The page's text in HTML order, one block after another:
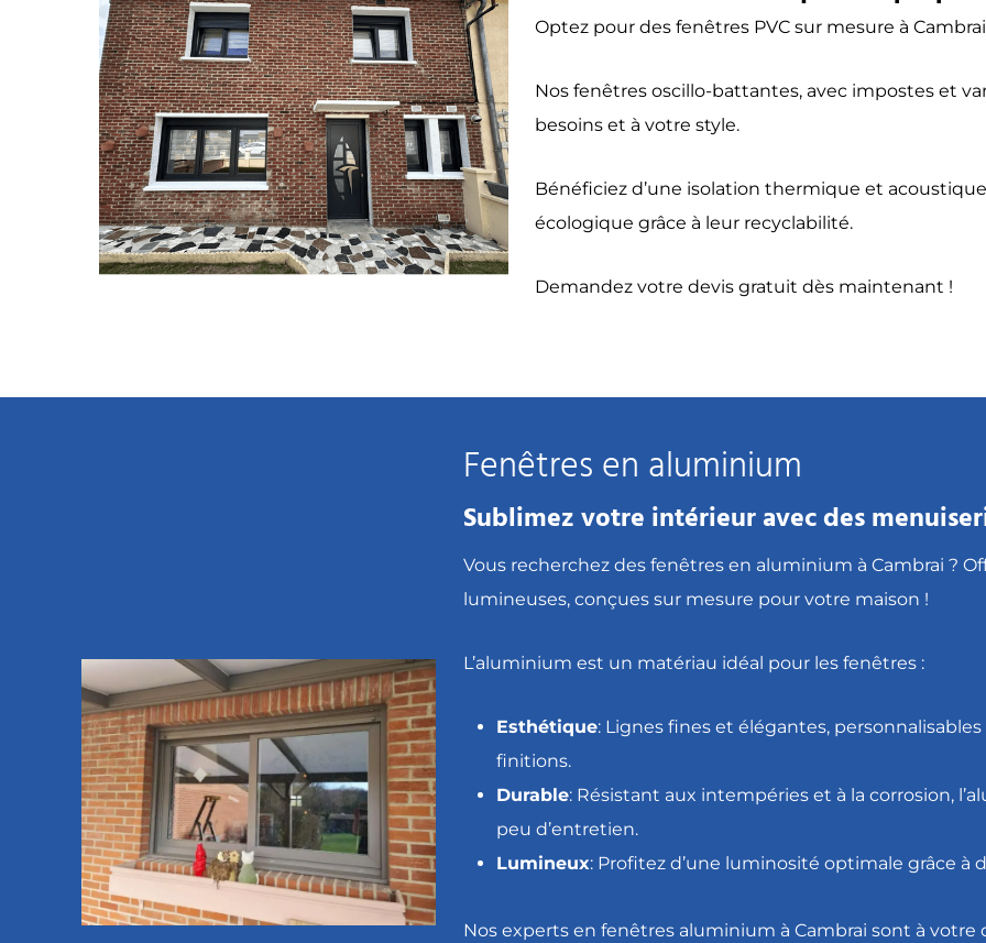
Optez pour des fenêtres PVC sur mesure à
Nos fenêtres oscillo-battantes, avec impostes et
besoins et à votre style.
Bénéficiez d’une isolation thermique et
écologique grâce à leur recyclabilité.
Demandez votre devis gratuit dès maintenant !
Fenêtres en aluminium
Sublimez votre intérieur avec des
Vous recherchez des fenêtres en aluminium à Cambrai ?
lumineuses, conçues sur mesure pour votre maison !
L’aluminium est un matériau idéal pour les fenêtres :
Esthétique: Lignes fines et élégantes,
finitions.
Durable: Résistant aux intempéries et à la corrosion,
peu d’entretien.
Lumineux: Profitez d’une luminosité optimale grâce
Nos experts en fenêtres aluminium à Cambrai sont à